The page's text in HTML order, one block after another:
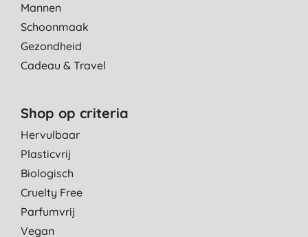
Mannen
Schoonmaak
Gezondheid
Cadeau & Travel
Shop op criteria
Hervulbaar
Plasticvrij
Biologisch
Cruelty Free
Parfumvrij
Vegan